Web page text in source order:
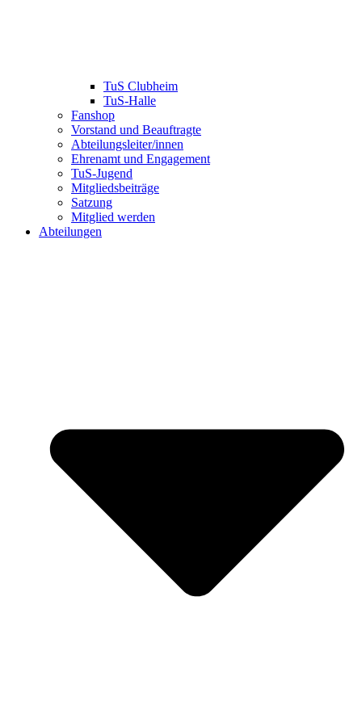
TuS Clubheim
TuS-Halle
Fanshop
Vorstand und Beauftragte
Abteilungsleiter/innen
Ehrenamt und Engagement
TuS-Jugend
Mitgliedsbeiträge
Satzung
Mitglied werden
Abteilungen